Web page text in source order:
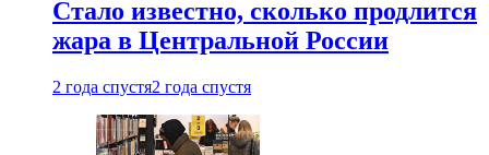
Стало известно, сколько продлится
жара в Центральной России
2 года спустя2 года спустя